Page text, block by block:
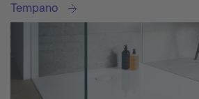
Tempano